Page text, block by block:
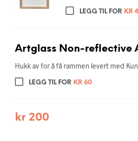
LEGG TIL FOR KR
Artglass Non-reflective
Hukk av for å få rammen levert med
LEGG TIL FOR KR 60
kr 200